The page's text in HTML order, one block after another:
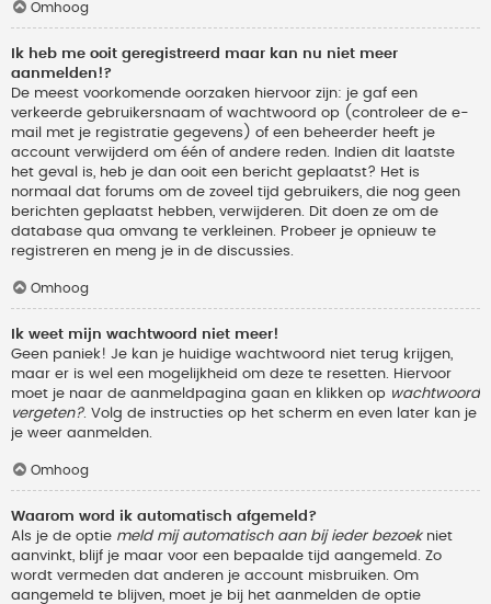
Omhoog
Ik heb me ooit geregistreerd maar kan nu niet meer
aanmelden!?
De meest voorkomende oorzaken hiervoor zijn: je gaf een
verkeerde gebruikersnaam of wachtwoord op (controleer de e-
mail met je registratie gegevens) of een beheerder heeft je
account verwijderd om één of andere reden. Indien dit laatste
het geval is, heb je dan ooit een bericht geplaatst? Het is
normaal dat forums om de zoveel tijd gebruikers, die nog geen
berichten geplaatst hebben, verwijderen. Dit doen ze om de
database qua omvang te verkleinen. Probeer je opnieuw te
registreren en meng je in de discussies.
Omhoog
Ik weet mijn wachtwoord niet meer!
Geen paniek! Je kan je huidige wachtwoord niet terug krijgen,
maar er is wel een mogelijkheid om deze te resetten. Hiervoor
moet je naar de aanmeldpagina gaan en klikken op wachtwoord
vergeten?. Volg de instructies op het scherm en even later kan je
je weer aanmelden.
Omhoog
Waarom word ik automatisch afgemeld?
Als je de optie meld mij automatisch aan bij ieder bezoekniet
aanvinkt, blijf je maar voor een bepaalde tijd aangemeld. Zo
wordt vermeden dat anderen je account misbruiken. Om
aangemeld te blijven, moet je bij het aanmelden de optie